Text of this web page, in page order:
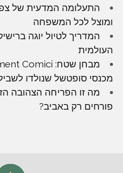
התעלומה המדעית של
ומוצל לכל המשפחה
המדריך לטיול יוגה
העולמית
מכנסי סופטשל שנולדו
מה זו הפריחה הצהובה
פורחים רק באביב?